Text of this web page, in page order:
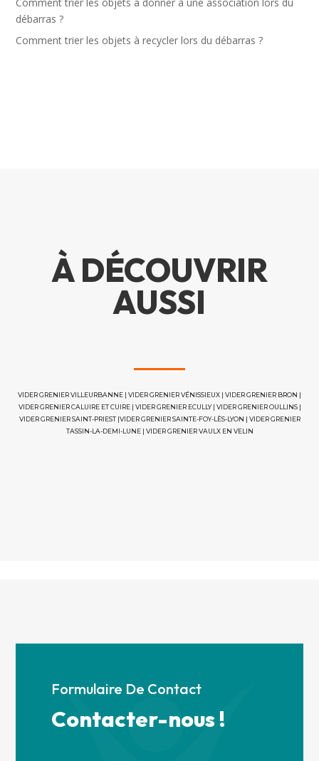
débarras ?
Comment trier les objets à recycler lors du débarras ?
À DÉCOUVRIR
AUSSI
VIDER GRENIER VILLEURBANNE | VIDER GRENIER VÉNISSIEUX | VIDER GRENIER BRON |
VIDER GRENIER CALUIRE ET CUIRE| VIDER GRENIER ECULLY| VIDER GRENIER OULLINS|
VIDER GRENIER SAINT-PRIEST|VIDER GRENIER SAINTE-FOY-LÈS-LYON | VIDER GRENIER
TASSIN-LA-DEMI-LUNE| VIDER GRENIER VAULX EN VELIN
Formulaire De Contact
Contacter-nous !